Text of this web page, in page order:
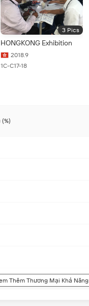
3Pics
HONGKONG Exhibition
2018.9
1C-C17-18
Thêm Thương Mại Khả Năng